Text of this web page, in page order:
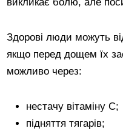
Здорові люди можуть
якщо перед дощем їх
можливо через:
нестачу вітаміну С;
підняття тягарів;